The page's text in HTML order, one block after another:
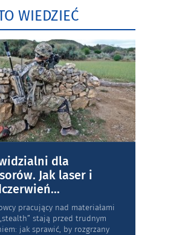
WIEDZIEĆ
dla
Jak laser i
...
pracujący nad materiałami
stają przed trudnym
jak sprawić, by rozgrzany